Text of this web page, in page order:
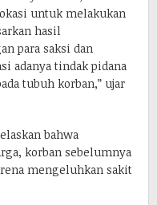
untuk melakukan
hasil
para saksi dan
adanya tindak pidana
tubuh korban,” ujar
bahwa
korban sebelumnya
mengeluhkan sakit